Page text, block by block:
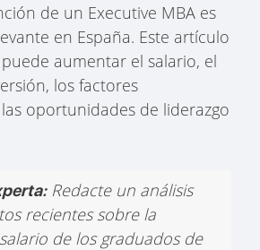
de un Executive MBA es
en España. Este artículo
aumentar el salario, el
los factores
oportunidades de liderazgo
Redacte un análisis
recientes sobre la
de los graduados de